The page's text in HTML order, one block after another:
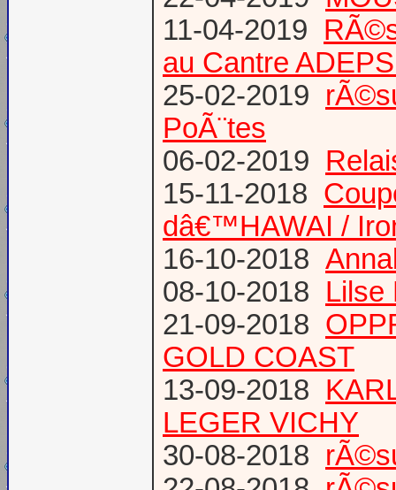
11-04-2019
au Cantre
25-02-2019
PoÃ¨tes
06-02-2019
15-11-2018
dâ€™HAWAI /
16-10-2018
08-10-2018 Lilse
21-09-2018
GOLD COAST
13-09-2018
LEGER VICHY
30-08-2018